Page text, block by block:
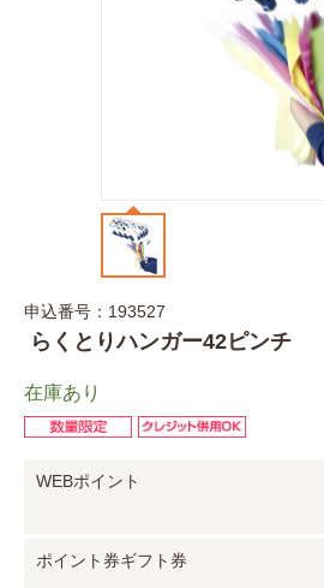
申込番号：193527
らくとりハンガー42ピンチ
在庫あり
WEBポイント
ポイント券ギフト券